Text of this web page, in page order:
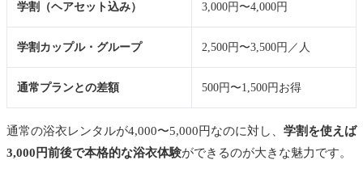
学割（ヘアセット込み） 3,000円〜4,000円
学割カップル・グループ 2,500円〜3,500円／人
通常プランとの差額 500円〜1,500円お得
通常の浴衣レンタルが4,000〜5,000円なのに対し、 学割を使えば
3,000円前後で本格的な浴衣体験ができるのが大きな魅力です。